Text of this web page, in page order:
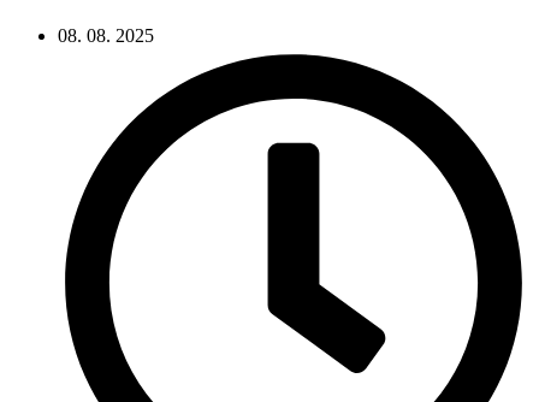
08. 08. 2025